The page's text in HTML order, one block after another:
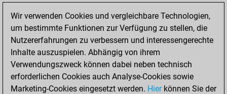
You played 8
blitz games
Play
You scored +1
=2 -5 in blitz
Donnerstag, Juni
6, 2024
Wir verwenden Cookies und vergleichbare Technologien,
um bestimmte Funktionen zur Verfügung zu stellen, die
Nutzererfahrungen zu verbessern und interessengerechte
Inhalte auszuspielen. Abhängig von ihrem
Verwendungszweck können dabei neben technisch
erforderlichen Cookies auch Analyse-Cookies sowie
Marketing-Cookies eingesetzt werden. Hierkönnen Sie der